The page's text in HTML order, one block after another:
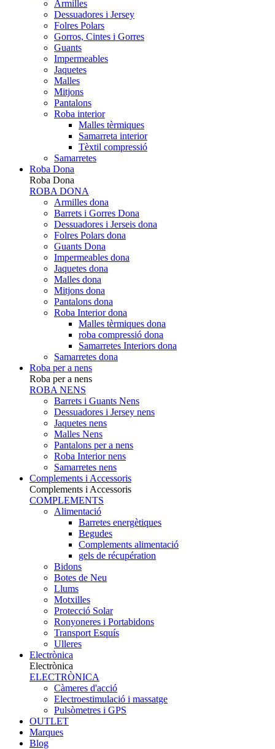
Armilles
Dessuadores i Jersey
Folres Polars
Gorros, Cintes i Gorres
Guants
Impermeables
Jaquetes
Malles
Mitjons
Pantalons
Roba interior
Malles tèrmiques
Samarreta interior
Tèxtil compressió
Samarretes
Roba Dona
Roba Dona
ROBA DONA
Armilles dona
Barrets i Gorres Dona
Dessuadores i Jerseis dona
Folres Polars dona
Guants Dona
Impermeables dona
Jaquetes dona
Malles dona
Mitjons dona
Pantalons dona
Roba Interior dona
Malles tèrmiques dona
roba compressió dona
Samarretes Interiors dona
Samarretes dona
Roba per a nens
Roba per a nens
ROBA NENS
Barrets i Guants Nens
Dessuadores i Jersey nens
Jaquetes nens
Malles Nens
Pantalons per a nens
Roba Interior nens
Samarretes nens
Complements i Accessoris
Complements i Accessoris
COMPLEMENTS
Alimentació
Barretes energètiques
Begudes
Complements alimentació
gels de récupération
Bidons
Botes de Neu
Llums
Motxilles
Protecció Solar
Ronyoneres i Portabidons
Transport Esquís
Ulleres
Electrònica
Electrònica
ELECTRÒNICA
Càmeres d'acció
Electroestimulació i massatge
Pulsòmetres i GPS
OUTLET
Marques
Blog